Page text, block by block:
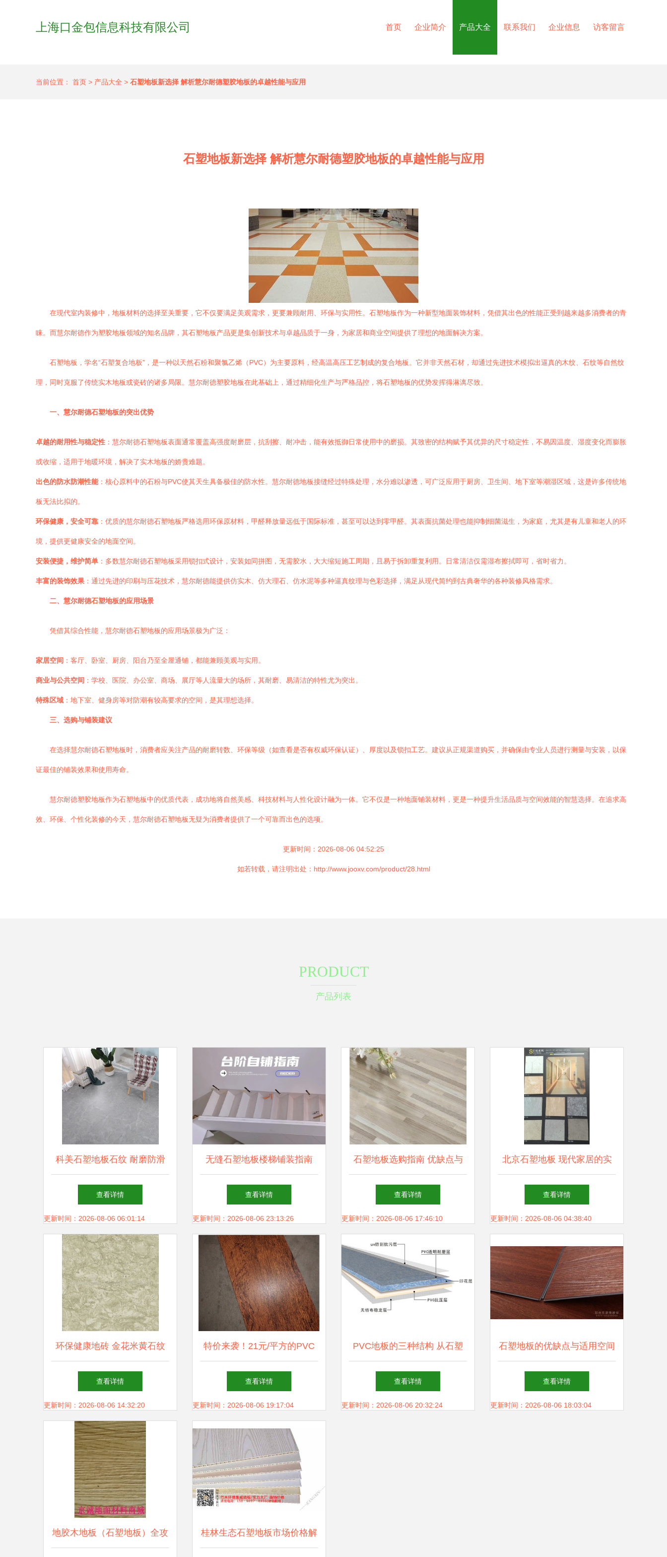
上海口金包信息科技有限公司 首页 企业简介 产品大全 联系我们 企业信息 访客留言
当前位置： 首页 > 产品大全 > 石塑地板新选择 解析慧尔耐德塑胶地板的卓越性能与应用
石塑地板新选择 解析慧尔耐德塑胶地板的卓越性能与应用
在现代室内装修中，地板材料的选择至关重要，它不仅要满足美观需求，更要兼顾耐用、环保与实用性。石塑地板作为一种新型地面装饰材料，凭借其出色的性能正受到越来越多消费者的青
睐。而慧尔耐德作为塑胶地板领域的知名品牌，其石塑地板产品更是集创新技术与卓越品质于一身，为家居和商业空间提供了理想的地面解决方案。
石塑地板，学名“石塑复合地板”，是一种以天然石粉和聚氯乙烯（PVC）为主要原料，经高温高压工艺制成的复合地板。它并非天然石材，却通过先进技术模拟出逼真的木纹、石纹等自然纹
理，同时克服了传统实木地板或瓷砖的诸多局限。慧尔耐德塑胶地板在此基础上，通过精细化生产与严格品控，将石塑地板的优势发挥得淋漓尽致。
一、慧尔耐德石塑地板的突出优势
卓越的耐用性与稳定性 ：慧尔耐德石塑地板表面通常覆盖高强度耐磨层，抗刮擦、耐冲击，能有效抵御日常使用中的磨损。其致密的结构赋予其优异的尺寸稳定性，不易因温度、湿度变化而膨胀
或收缩，适用于地暖环境，解决了实木地板的娇贵难题。
出色的防水防潮性能：核心原料中的石粉与PVC使其天生具备极佳的防水性。慧尔耐德地板接缝经过特殊处理，水分难以渗透，可广泛应用于厨房、卫生间、地下室等潮湿区域，这是许多传统地
板无法比拟的。
环保健康，安全可靠 ：优质的慧尔耐德石塑地板严格选用环保原材料，甲醛释放量远低于国际标准，甚至可以达到零甲醛。其表面抗菌处理也能抑制细菌滋生，为家庭，尤其是有儿童和老人的环
境，提供更健康安全的地面空间。
安装便捷，维护简单 ：多数慧尔耐德石塑地板采用锁扣式设计，安装如同拼图，无需胶水，大大缩短施工周期，且易于拆卸重复利用。日常清洁仅需湿布擦拭即可，省时省力。
丰富的装饰效果 ：通过先进的印刷与压花技术，慧尔耐德能提供仿实木、仿大理石、仿水泥等多种逼真纹理与色彩选择，满足从现代简约到古典奢华的各种装修风格需求。
二、慧尔耐德石塑地板的应用场景
凭借其综合性能，慧尔耐德石塑地板的应用场景极为广泛：
家居空间 ：客厅、卧室、厨房、阳台乃至全屋通铺，都能兼顾美观与实用。
商业与公共空间 ：学校、医院、办公室、商场、展厅等人流量大的场所，其耐磨、易清洁的特性尤为突出。
特殊区域 ：地下室、健身房等对防潮有较高要求的空间，是其理想选择。
三、选购与铺装建议
在选择慧尔耐德石塑地板时，消费者应关注产品的耐磨转数、环保等级（如查看是否有权威环保认证）、厚度以及锁扣工艺。建议从正规渠道购买，并确保由专业人员进行测量与安装，以保
证最佳的铺装效果和使用寿命。
慧尔耐德塑胶地板作为石塑地板中的优质代表，成功地将自然美感、科技材料与人性化设计融为一体。它不仅是一种地面铺装材料，更是一种提升生活品质与空间效能的智慧选择。在追求高
效、环保、个性化装修的今天，慧尔耐德石塑地板无疑为消费者提供了一个可靠而出色的选项。
更新时间：2026-08-06 04:52:25
如若转载，请注明出处：http://www.jooxv.com/product/28.html
PRODUCT
产品列表
科美石塑地板石纹 耐磨防滑
pvc塑胶片材 防水地胶 防霉石
英地砖 - 爱
查看详情
更新时间：2026-08-06 06:01:14
无缝石塑地板楼梯铺装指南
查看详情
更新时间：2026-08-06 23:13:26
石塑地板选购指南 优缺点与
注意事项全解析
查看详情
更新时间：2026-08-06 17:46:10
北京石塑地板 现代家居的实
用之选
查看详情
更新时间：2026-08-06 04:38:40
环保健康地砖 金花米黄石纹
石塑地板的卓越之选
查看详情
更新时间：2026-08-06 14:32:20
特价来袭！21元/平方的PVC
石塑地板，DIY装修不二之选
——东阳信息港促销风暴
查看详情
更新时间：2026-08-06 19:17:04
PVC地板的三种结构 从石塑
地板到地板革的专业解析
查看详情
更新时间：2026-08-06 20:32:24
石塑地板的优缺点与适用空间
解析
查看详情
更新时间：2026-08-06 18:03:04
地胶木地板（石塑地板）全攻 桂林生态石塑地板市场价格解